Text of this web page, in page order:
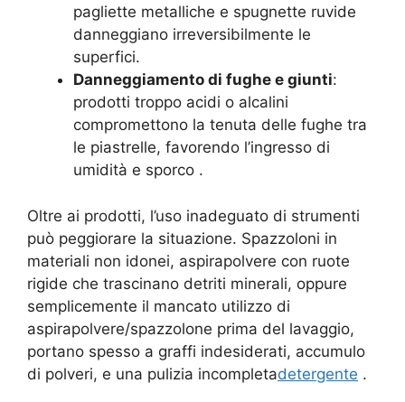
pagliette metalliche e spugnette ruvide
danneggiano irreversibilmente le
superfici.
Danneggiamento di fughe e giunti:
prodotti troppo acidi o alcalini
compromettono la tenuta delle fughe tra
le piastrelle, favorendo l’ingresso di
umidità e sporco .
Oltre ai prodotti, l’uso inadeguato di strumenti
può peggiorare la situazione. Spazzoloni in
materiali non idonei, aspirapolvere con ruote
rigide che trascinano detriti minerali, oppure
semplicemente il mancato utilizzo di
aspirapolvere/spazzolone prima del lavaggio,
portano spesso a graffi indesiderati, accumulo
di polveri, e una pulizia incompletadetergente .